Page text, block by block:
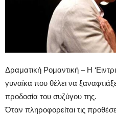
Δραματική Ρομαντική – Η
γυναίκα που θέλει να
προδοσία του συζύγου της.
Όταν πληροφορείται τις